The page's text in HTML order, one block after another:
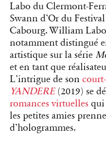
Labo du Clermont-
Swann d’Or du
Cabourg. William
notamment distingué
artistique sur la série
et en tant que
L’intrigue de son
YANDERE(2019) se
romances virtuelles qui
les petites amies
d’hologrammes.